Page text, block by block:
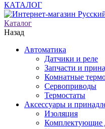
КАТАЛОГ
Каталог
Назад
Автоматика
Датчики и реле
Запчасти и
Комнатные
Сервоприводы
Термостаты
Аксессуары и
Изоляция
Комплектующие